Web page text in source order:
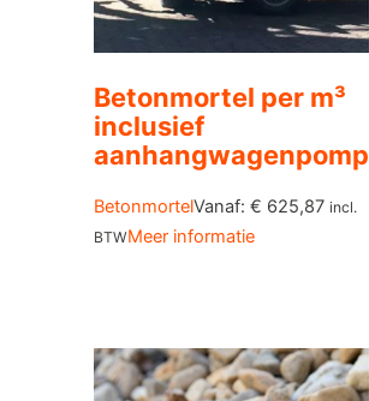
Betonmortel per m³
inclusief
aanhangwagenpomp
BetonmortelVanaf: € 625,87 incl.
BTWMeer informatie